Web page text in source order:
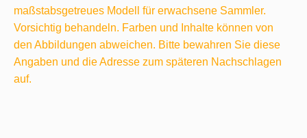
maßstabsgetreues Modell für erwachsene Sammler.
Vorsichtig behandeln. Farben und Inhalte können von
den Abbildungen abweichen. Bitte bewahren Sie diese
Angaben und die Adresse zum späteren Nachschlagen
auf.